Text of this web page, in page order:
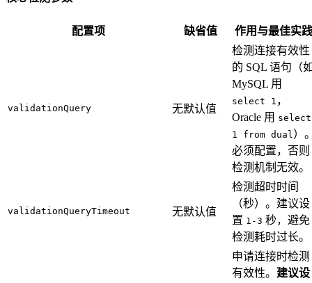
配置项 缺省值 作用与最佳实践
validationQuery 无默认值
检测连接有效性
的 SQL 语句（
MySQL 用
select 1 ，
Oracle 用 select
1 from dual）
必须配置，否则
检测机制无效。
validationQueryTimeout 无默认值
检测超时时间
（秒）。建议设
置 1-3 秒，避免
检测耗时过长。
申请连接时检测
有效性。 建议设